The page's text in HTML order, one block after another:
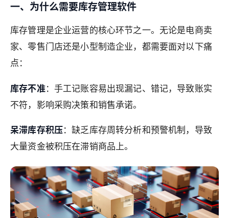
一、为什么需要库存管理软件
库存管理是企业运营的核心环节之一。无论是电商卖
家、零售门店还是小型制造企业，都需要面对以下痛
点：
库存不准：手工记账容易出现漏记、错记，导致账实
不符，影响采购决策和销售承诺。
呆滞库存积压：缺乏库存周转分析和预警机制，导致
大量资金被积压在滞销商品上。